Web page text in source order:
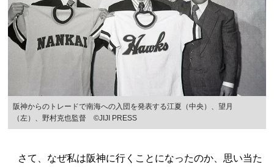
阪神からのトレードで南海への入団を発表する江夏（中央）、望月
（左）、野村克也監督 ©JIJI PRESS
さて、なぜ私は阪神に行くことになったのか、思い当た